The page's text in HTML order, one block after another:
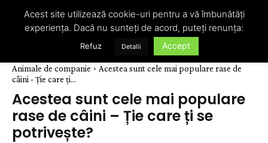
Animale de companie
Acestea sunt cele mai populare rase de
câini - Ție care ți...
Acestea sunt cele mai populare
rase de câini – Ție care ți se
potrivește?
Acest site utilizează cookie-uri pentru a vă îmbunătăți
experiența. Dacă nu sunteți de acord, puteți renunța:
Refuz Detalii Accept